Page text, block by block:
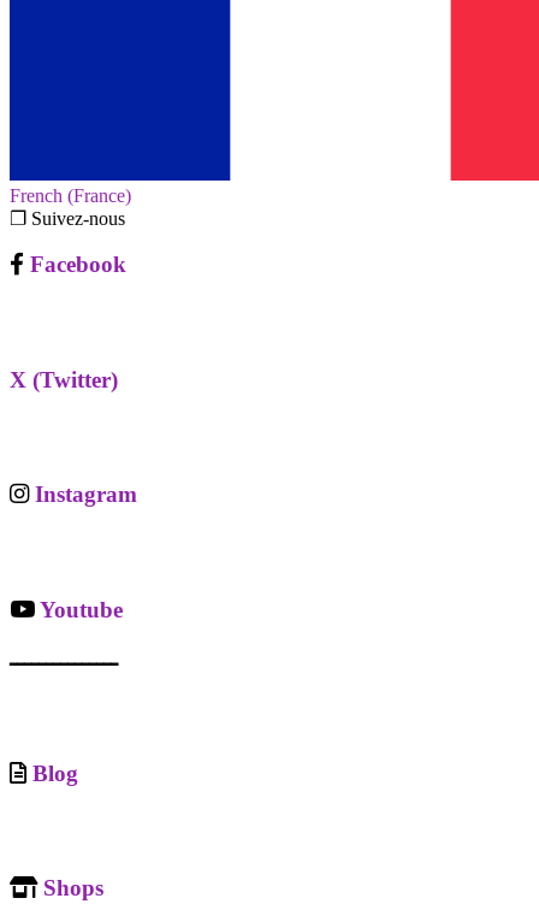
French (France)‎
❐ Suivez-nous
Facebook
X (Twitter)
Instagram
Youtube
ـــــــــــــــ
Blog
Shops